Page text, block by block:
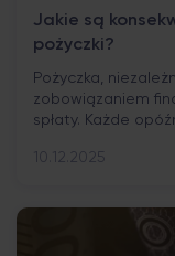
Jakie są
pożyczki?
Pożyczka,
zobowiązaniem
spłaty. Każde
jakie mechanizmy
pożyczkobiorcy.
uniknąć
odpowiedzialnych
10.12.2025